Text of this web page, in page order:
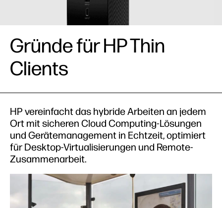
Gründe für HP Thin
Clients
HP vereinfacht das hybride Arbeiten an jedem
Ort mit sicheren Cloud Computing-Lösungen
und Gerätemanagement in Echtzeit, optimiert
für Desktop-Virtualisierungen und Remote-
Zusammenarbeit.